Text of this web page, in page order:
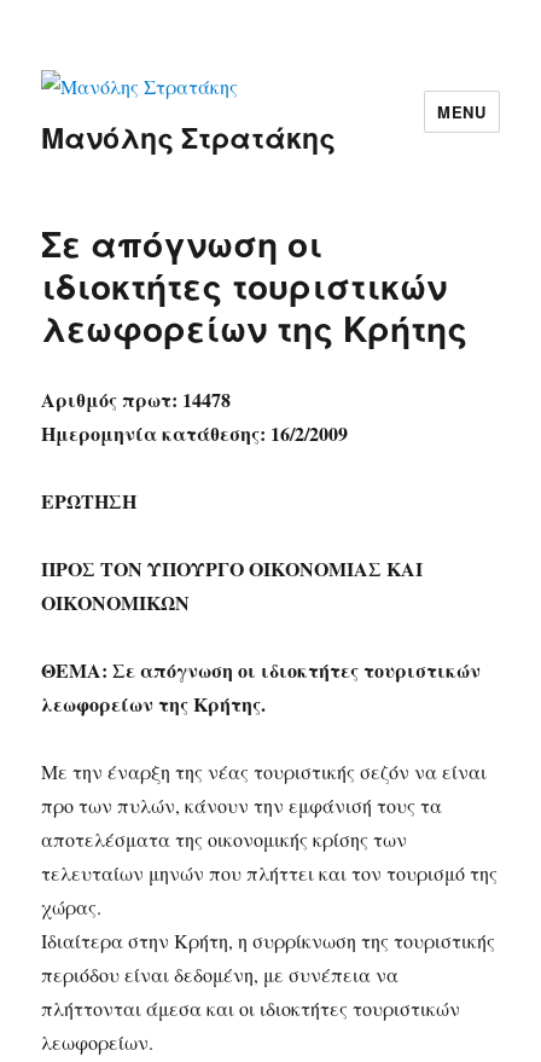
Μανόλης Στρατάκης
MENU
Σε απόγνωση οι
ιδιοκτήτες τουριστικών
λεωφορείων της Κρήτης
Αριθμός πρωτ: 14478
Ημερομηνία κατάθεσης: 16/2/2009
ΕΡΩΤΗΣΗ
ΠΡΟΣ ΤΟΝ ΥΠΟΥΡΓΟ ΟΙΚΟΝΟΜΙΑΣ ΚΑΙ
ΟΙΚΟΝΟΜΙΚΩΝ
ΘΕΜΑ: Σε απόγνωση οι ιδιοκτήτες τουριστικών
λεωφορείων της Κρήτης.
Με την έναρξη της νέας τουριστικής σεζόν να είναι
προ των πυλών, κάνουν την εμφάνισή τους τα
αποτελέσματα της οικονομικής κρίσης των
τελευταίων μηνών που πλήττει και τον τουρισμό της
χώρας.
Ιδιαίτερα στην Κρήτη, η συρρίκνωση της τουριστικής
περιόδου είναι δεδομένη, με συνέπεια να
πλήττονται άμεσα και οι ιδιοκτήτες τουριστικών
λεωφορείων.